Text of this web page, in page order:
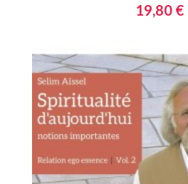
19,80 €